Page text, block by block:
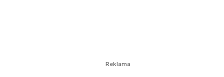
Reklama